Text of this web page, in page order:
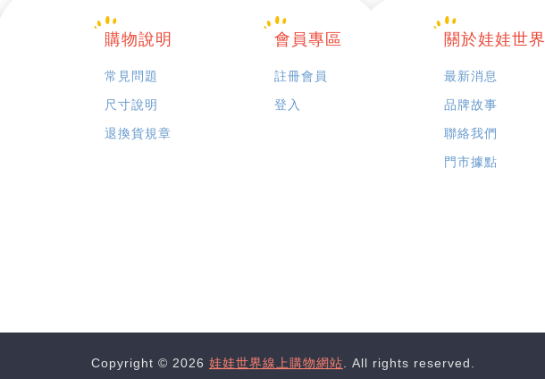
購物說明
常見問題
尺寸說明
退換貨規章
會員專區
註冊會員
登入
關於娃娃世界
最新消息
品牌故事
聯絡我們
門市據點
Copyright © 2026 娃娃世界線上購物網站. All rights reserved.